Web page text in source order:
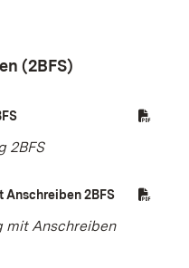
(2BFS)
(Öffnet in neuem Fenster)
2BFS
Anschreiben 2BFS(Öffnet in
mit Anschreiben